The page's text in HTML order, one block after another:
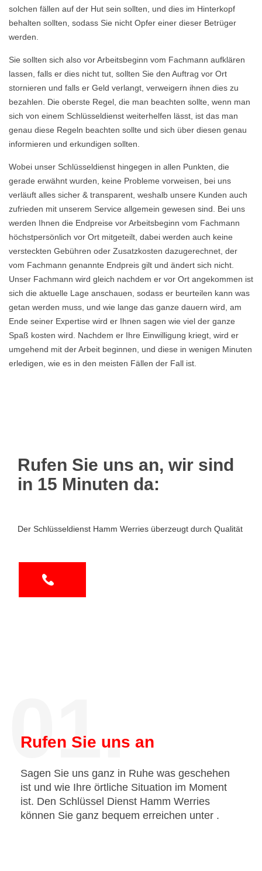
solchen fällen auf der Hut sein sollten, und dies im Hinterkopf
behalten sollten, sodass Sie nicht Opfer einer dieser Betrüger
werden.
Sie sollten sich also vor Arbeitsbeginn vom Fachmann aufklären
lassen, falls er dies nicht tut, sollten Sie den Auftrag vor Ort
stornieren und falls er Geld verlangt, verweigern ihnen dies zu
bezahlen. Die oberste Regel, die man beachten sollte, wenn man
sich von einem Schlüsseldienst weiterhelfen lässt, ist das man
genau diese Regeln beachten sollte und sich über diesen genau
informieren und erkundigen sollten.
Wobei unser Schlüsseldienst hingegen in allen Punkten, die
gerade erwähnt wurden, keine Probleme vorweisen, bei uns
verläuft alles sicher & transparent, weshalb unsere Kunden auch
zufrieden mit unserem Service allgemein gewesen sind. Bei uns
werden Ihnen die Endpreise vor Arbeitsbeginn vom Fachmann
höchstpersönlich vor Ort mitgeteilt, dabei werden auch keine
versteckten Gebühren oder Zusatzkosten dazugerechnet, der
vom Fachmann genannte Endpreis gilt und ändert sich nicht.
Unser Fachmann wird gleich nachdem er vor Ort angekommen ist
sich die aktuelle Lage anschauen, sodass er beurteilen kann was
getan werden muss, und wie lange das ganze dauern wird, am
Ende seiner Expertise wird er Ihnen sagen wie viel der ganze
Spaß kosten wird. Nachdem er Ihre Einwilligung kriegt, wird er
umgehend mit der Arbeit beginnen, und diese in wenigen Minuten
erledigen, wie es in den meisten Fällen der Fall ist.
Rufen Sie uns an, wir sind
in 15 Minuten da:
Der Schlüsseldienst Hamm Werries überzeugt durch Qualität
01.
Rufen Sie uns an
Sagen Sie uns ganz in Ruhe was geschehen
ist und wie Ihre örtliche Situation im Moment
ist. Den Schlüssel Dienst Hamm Werries
können Sie ganz bequem erreichen unter .